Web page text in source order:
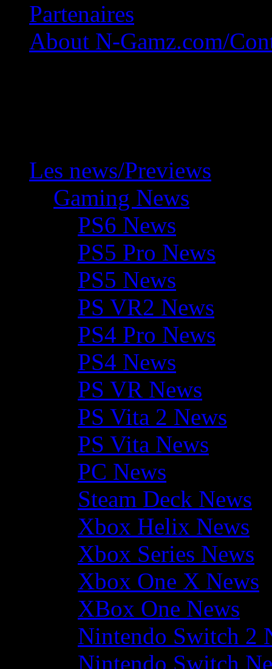
Partenaires
About N-Gamz.com/
Les news/Previews
Gaming News
PS6 News
PS5 Pro News
PS5 News
PS VR2 News
PS4 Pro News
PS4 News
PS VR News
PS Vita 2 News
PS Vita News
PC News
Steam Deck News
Xbox Helix News
Xbox Series News
Xbox One X News
XBox One News
Nintendo Switch 2
Nintendo Switch